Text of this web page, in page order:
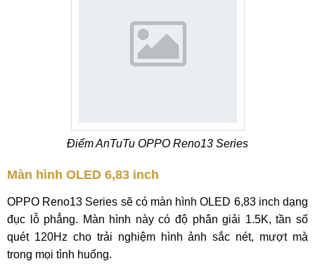
Điểm AnTuTu OPPO Reno13 Series
Màn hình OLED 6,83 inch
OPPO Reno13 Series sẽ có màn hình OLED 6,83 inch dạng
đục lỗ phẳng. Màn hình này có độ phân giải 1.5K, tần số
quét 120Hz cho trải nghiệm hình ảnh sắc nét, mượt mà
trong mọi tình huống.